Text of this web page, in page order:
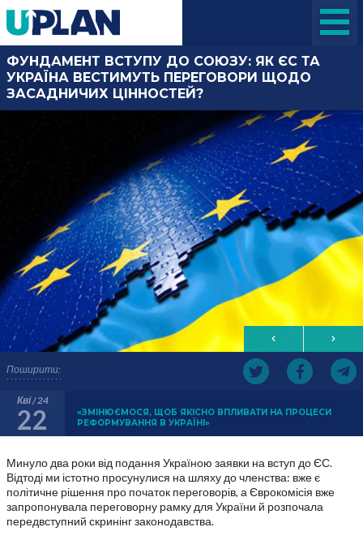
Поширити:
ФУНДАМЕНТ ВСТУПУ ДО СОЮЗУ: ЯК ЄС ТА
УКРАЇНА ВЕСТИМУТЬ ПЕРЕГОВОРИ ЩОДО
ЗАСАДНИЧИХ ЦІННОСТЕЙ?
Кві / 24
22
«ЗМІНЮЄМОСЯ, ЩОБ ЯКІСНО ВПЛИВАТИ НА ПРОЦЕСИ
РЕФОРМУВАННЯ В УКРАЇНІ»
Минуло два роки від подання Україною заявки на вступ до ЄС.
Відтоді ми істотно просунулися на шляху до членства: вже є
політичне рішення про початок переговорів, а Єврокомісія вже
запропонувала переговорну рамку для України й розпочала
передвступний скринінг законодавства.